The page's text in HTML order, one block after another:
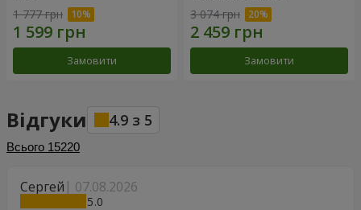
1 777 грн
Замовити
3 074 грн
Замовити
Відгуки 4.9 з 5
Всього 15220
Сергей 07.08.2026
5